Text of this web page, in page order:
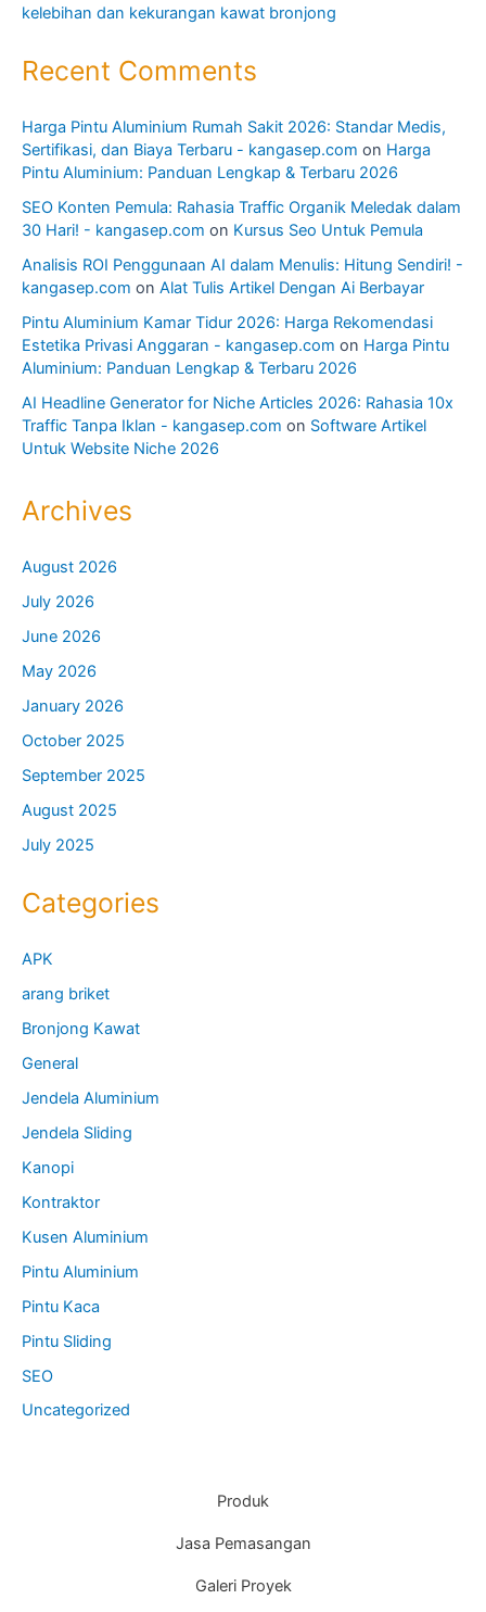
kelebihan dan kekurangan kawat bronjong
Recent Comments
Harga Pintu Aluminium Rumah Sakit 2026: Standar Medis,
Sertifikasi, dan Biaya Terbaru - kangasep.com on Harga
Pintu Aluminium: Panduan Lengkap & Terbaru 2026
SEO Konten Pemula: Rahasia Traffic Organik Meledak dalam
30 Hari! - kangasep.com on Kursus Seo Untuk Pemula
Analisis ROI Penggunaan AI dalam Menulis: Hitung Sendiri! -
kangasep.com on Alat Tulis Artikel Dengan Ai Berbayar
Pintu Aluminium Kamar Tidur 2026: Harga Rekomendasi
Estetika Privasi Anggaran - kangasep.com on Harga Pintu
Aluminium: Panduan Lengkap & Terbaru 2026
AI Headline Generator for Niche Articles 2026: Rahasia 10x
Traffic Tanpa Iklan - kangasep.com on Software Artikel
Untuk Website Niche 2026
Archives
August 2026
July 2026
June 2026
May 2026
January 2026
October 2025
September 2025
August 2025
July 2025
Categories
APK
arang briket
Bronjong Kawat
General
Jendela Aluminium
Jendela Sliding
Kanopi
Kontraktor
Kusen Aluminium
Pintu Aluminium
Pintu Kaca
Pintu Sliding
SEO
Uncategorized
Produk
Jasa Pemasangan
Galeri Proyek